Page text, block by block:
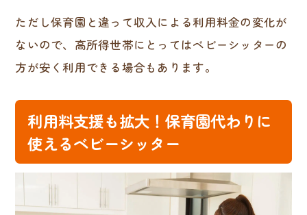
ただし保育園と違って収入による利用料金の変化が
ないので、高所得世帯にとってはベビーシッターの
方が安く利用できる場合もあります。
利用料支援も拡大！保育園代わりに
使えるベビーシッター